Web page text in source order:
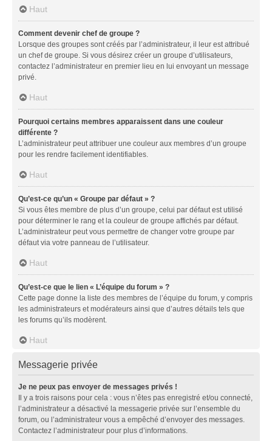
Haut
Comment devenir chef de groupe ?
Lorsque des groupes sont créés par l’administrateur, il leur est attribué
un chef de groupe. Si vous désirez créer un groupe d’utilisateurs,
contactez l’administrateur en premier lieu en lui envoyant un message
privé.
Haut
Pourquoi certains membres apparaissent dans une couleur
différente ?
L’administrateur peut attribuer une couleur aux membres d’un groupe
pour les rendre facilement identifiables.
Haut
Qu’est-ce qu’un « Groupe par défaut » ?
Si vous êtes membre de plus d’un groupe, celui par défaut est utilisé
pour déterminer le rang et la couleur de groupe affichés par défaut.
L’administrateur peut vous permettre de changer votre groupe par
défaut via votre panneau de l’utilisateur.
Haut
Qu’est-ce que le lien « L’équipe du forum » ?
Cette page donne la liste des membres de l’équipe du forum, y compris
les administrateurs et modérateurs ainsi que d’autres détails tels que
les forums qu’ils modèrent.
Haut
Messagerie privée
Je ne peux pas envoyer de messages privés !
Il y a trois raisons pour cela : vous n’êtes pas enregistré et/ou connecté,
l’administrateur a désactivé la messagerie privée sur l’ensemble du
forum, ou l’administrateur vous a empêché d’envoyer des messages.
Contactez l’administrateur pour plus d’informations.